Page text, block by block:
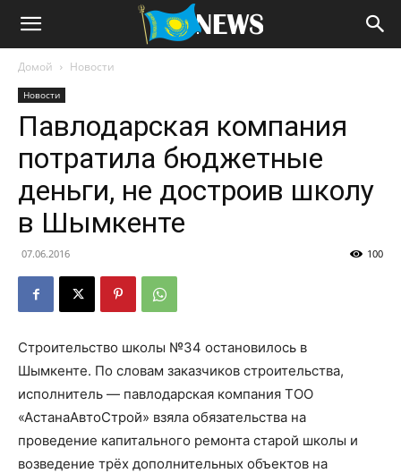
Домой Новости
Новости
Павлодарская компания
потратила бюджетные
деньги, не достроив школу
в Шымкенте
07.06.2016 100
Строительство школы №34 остановилось в
Шымкенте. По словам заказчиков строительства,
исполнитель — павлодарская компания ТОО
«АстанаАвтоСтрой» взяла обязательства на
проведение капитального ремонта старой школы и
возведение трёх дополнительных объектов на